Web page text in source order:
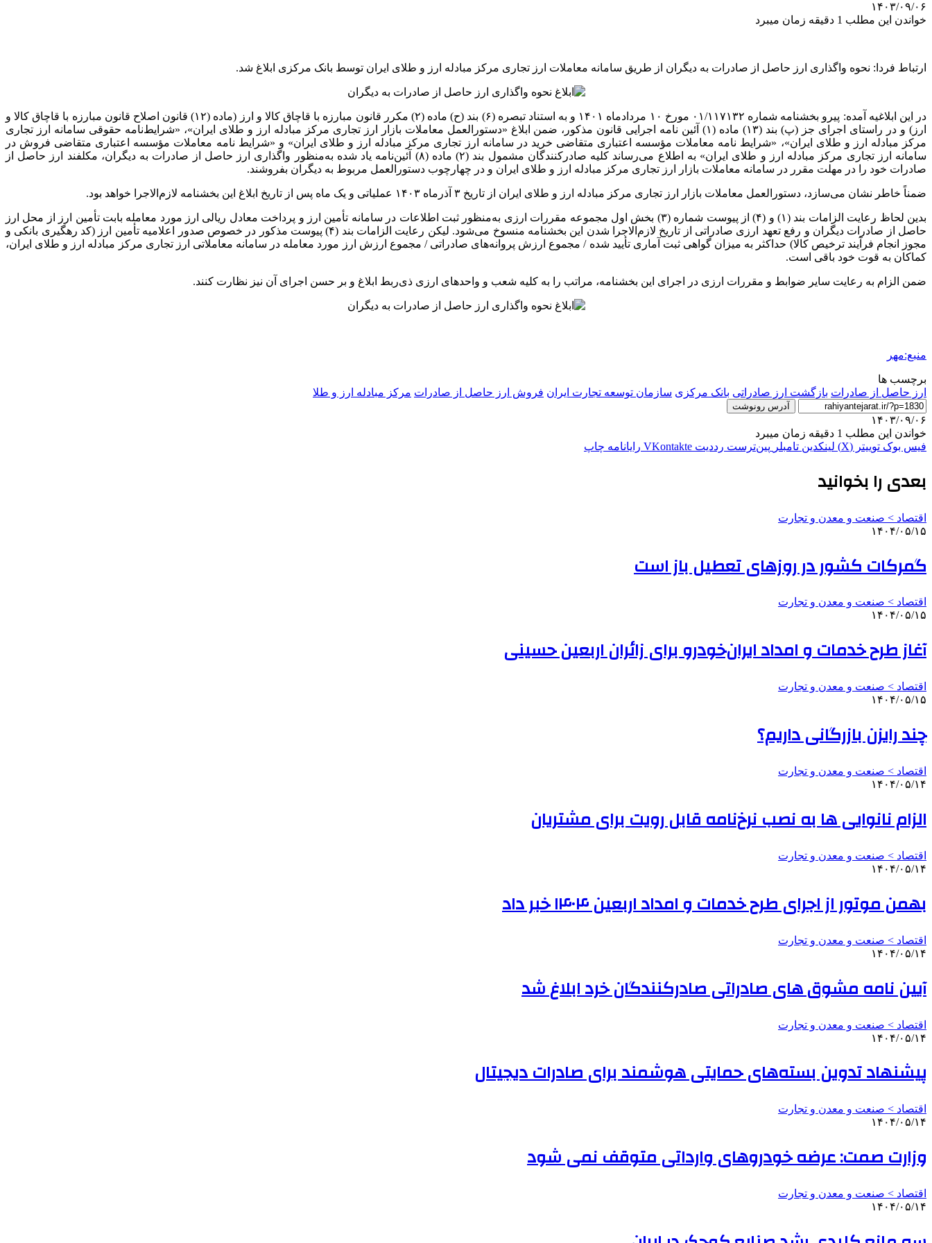
۱۴۰۳/۰۹/۰۶
خواندن این مطلب 1 دقیقه زمان میبرد
ارتباط فردا: نحوه واگذاری ارز حاصل از صادرات به دیگران از طریق سامانه معاملات ارز تجاری مرکز مبادله ارز و طلای ایران توسط بانک مرکزی ابلاغ شد.
در این ابلاغیه آمده: پیرو بخشنامه شماره ۱۱۷۱۳۲‏‏‏/۰۱ مورخ ۱۰ مردادماه ۱۴۰۱ و به استناد تبصره (۶) بند ( ح)
ماده (۲) مکرر قانون مبارزه با قاچاق کالا و ارز (ماده (۱۲) قانون اصلاح قانون مبارزه با قاچاق کالا و
ارز) و در راستای اجرای جز (پ) بند (۱۳) ماده (۱) آئین نامه اجرایی قانون مذکور، ضمن ابلاغ «دستورالعمل معاملات بازار ارز تجاری مرکز مبادله ارز و طلای ایران»، «شرایط‌نامه حقوقی سامانه ارز تجاری
مرکز مبادله ارز و طلای ایران»، «شرایط نامه معاملات مؤسسه اعتباری متقاضی خرید در سامانه ارز تجاری مرکز مبادله ارز و طلای ایران» و «شرایط نامه معاملات مؤسسه اعتباری متقاضی فروش در
سامانه ارز تجاری مرکز مبادله ارز و طلای ایران» به اطلاع می‌رساند کلیه صادرکنندگان مشمول بند (۲) ماده (۸)
آئین‌نامه یاد شده به‌منظور واگذاری ارز حاصل از صادرات به دیگران، مکلفند ارز حاصل از
صادرات خود را در مهلت مقرر در سامانه معاملات بازار ارز تجاری مرکز مبادله ارز و طلای ایران و در چهارچوب دستورالعمل مربوط به دیگران بفروشند.
ضمناً خاطر نشان می‌سازد، دستورالعمل معاملات بازار ارز تجاری مرکز مبادله ارز و طلای ایران از تاریخ ۳ آذرماه ۱۴۰۳ عملیاتی و یک ماه پس از تاریخ ابلاغ این بخشنامه لازم‌الاجرا خواهد بود.
بدین لحاظ رعایت الزامات بند (۱) و (۴) از پیوست شماره (۳) بخش اول مجموعه مقررات ارزی به‌منظور ثبت اطلاعات در سامانه تأمین ارز و پرداخت معادل ریالی ارز مورد معامله بابت تأمین ارز از محل ارز
حاصل از صادرات دیگران و رفع تعهد ارزی صادراتی از تاریخ لازم‌الاجرا شدن این بخشنامه منسوخ می‌شود. لیکن رعایت الزامات بند (۴) پیوست مذکور در خصوص صدور اعلامیه تأمین ارز (کد رهگیری بانکی و
مجوز انجام فرآیند ترخیص کالا) حداکثر به میزان گواهی ثبت آماری تأیید شده‏ / مجموع ارزش پروانه‌های صادراتی‏ / مجموع ارزش ارز مورد معامله در سامانه معاملاتی ارز تجاری مرکز مبادله ارز و طلای ایران،
کماکان به قوت خود باقی است.
ضمن الزام به رعایت سایر ضوابط و مقررات ارزی در اجرای این بخشنامه، مراتب را به کلیه شعب و واحدهای ارزی ذی‌ربط ابلاغ و بر حسن اجرای آن نیز نظارت کنند. ‏‏‏‏‏‏‏‏‏‏‏‏‏‏‏‏‏‏‏‏‏
منبع:مهر
برچسب ها
ارز حاصل از صادرات بازگشت ارز صادراتی بانک مرکزی سازمان توسعه تجارت ایران فروش ارز حاصل از صادرات مرکز مبادله ارز و طلا
آدرس رونوشت
۱۴۰۳/۰۹/۰۶
خواندن این مطلب 1 دقیقه زمان میبرد
فیس بوک توییتر (X) لینکدین ‫تامبلر ‫پین‌ترست ‫رددیت ‫VKontakte رایانامه چاپ
بعدی را بخوانید
اقتصاد > صنعت و معدن و تجارت
۱۴۰۴/۰۵/۱۵
گمرکات کشور در روزهای تعطیل باز است
اقتصاد > صنعت و معدن و تجارت
۱۴۰۴/۰۵/۱۵
آغاز طرح خدمات و امداد ایران‌خودرو برای زائران اربعین حسینی
اقتصاد > صنعت و معدن و تجارت
۱۴۰۴/۰۵/۱۵
چند رایزن بازرگانی داریم؟
اقتصاد > صنعت و معدن و تجارت
۱۴۰۴/۰۵/۱۴
الزام نانوایی ها به نصب نرخ‌نامه قابل رویت برای مشتریان
اقتصاد > صنعت و معدن و تجارت
۱۴۰۴/۰۵/۱۴
بهمن موتور از اجرای طرح خدمات و امداد اربعین ۱۴۰۴ خبر داد
اقتصاد > صنعت و معدن و تجارت
۱۴۰۴/۰۵/۱۴
آیین نامه مشوق های صادراتی صادرکنندگان خرد ابلاغ شد
اقتصاد > صنعت و معدن و تجارت
۱۴۰۴/۰۵/۱۴
پیشنهاد تدوین بسته‌های حمایتی هوشمند برای صادرات دیجیتال
اقتصاد > صنعت و معدن و تجارت
۱۴۰۴/۰۵/۱۴
وزارت صمت: عرضه خودروهای وارداتی متوقف نمی شود
اقتصاد > صنعت و معدن و تجارت
۱۴۰۴/۰۵/۱۴